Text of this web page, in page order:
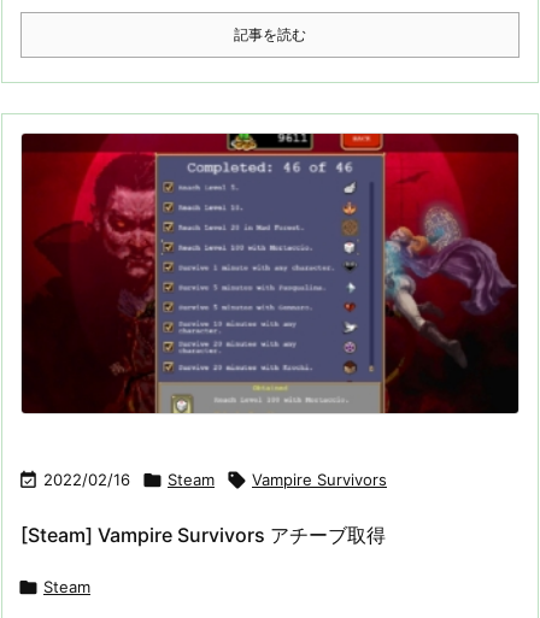
記事を読む
 2022/02/16  Steam  Vampire Survivors
[Steam] Vampire Survivors アチーブ取得
 Steam